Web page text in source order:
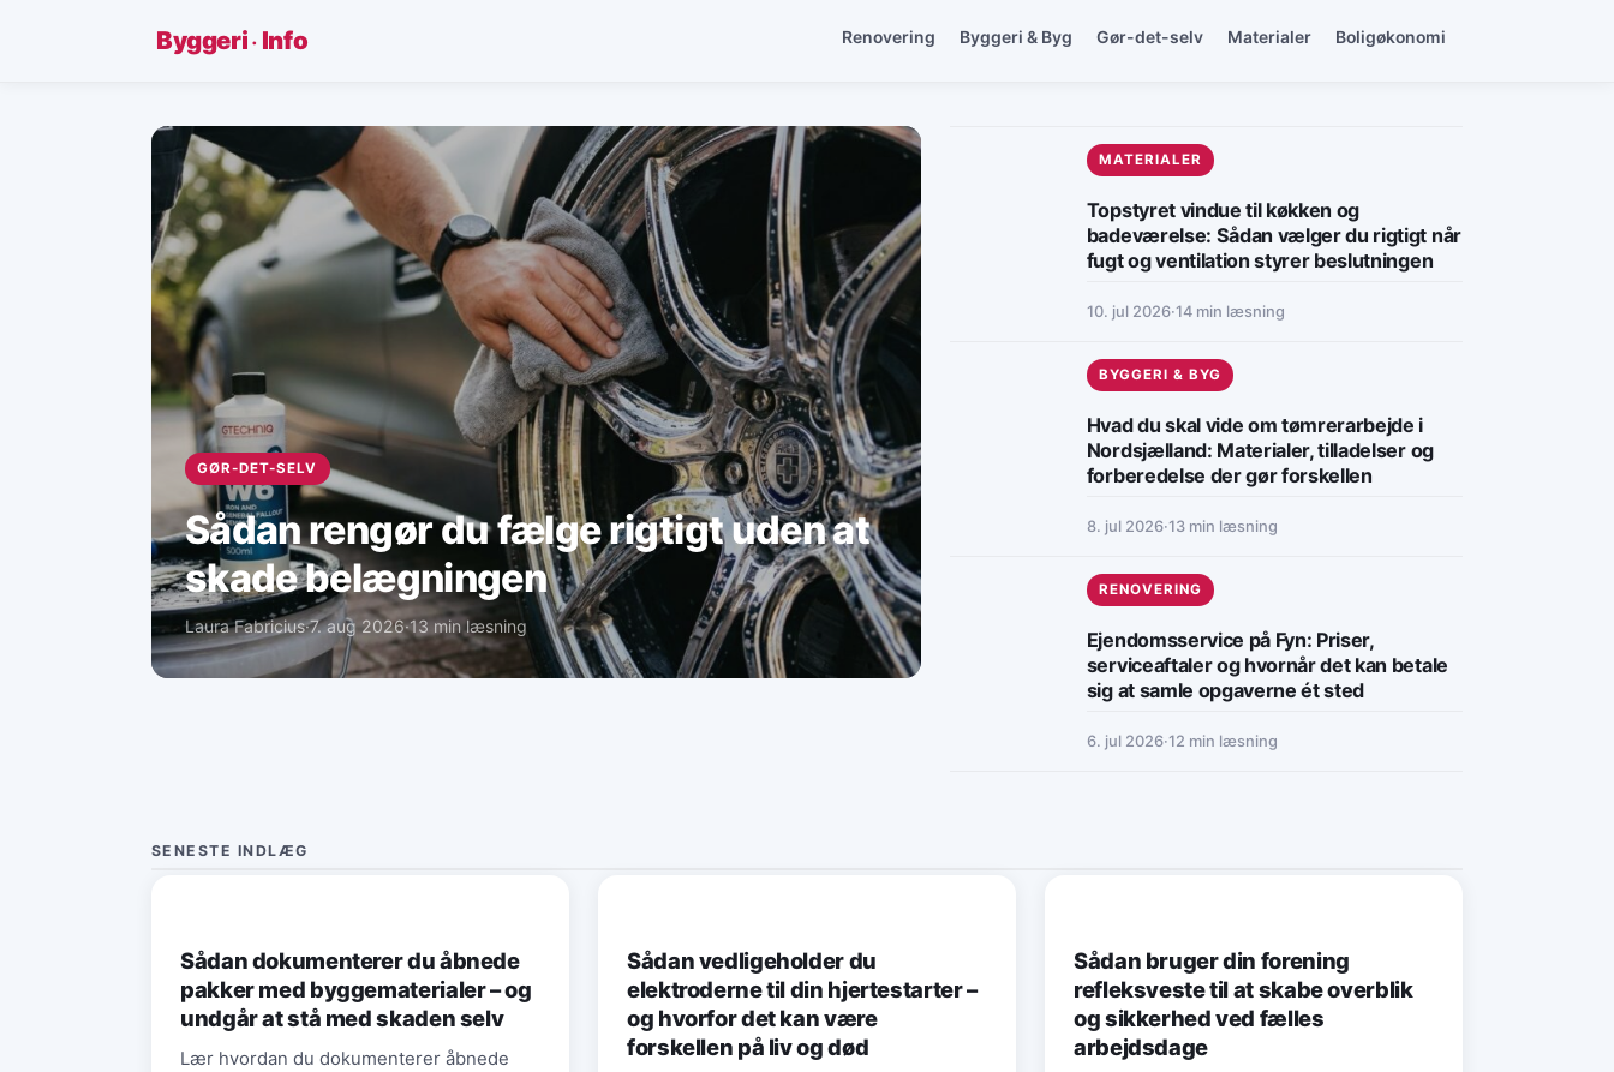
Byggeri· Info Renovering Byggeri & Byg Gør-det-selv Materialer Boligøkonomi
GØR-DET-SELV
Sådan rengør du fælge rigtigt uden at
skade belægningen
Laura Fabricius·7. aug 2026·13 min læsning
MATERIALER
Topstyret vindue til køkken og
badeværelse: Sådan vælger du rigtigt når
fugt og ventilation styrer beslutningen
10. jul 2026·14 min læsning
BYGGERI & BYG
Hvad du skal vide om tømrerarbejde i
Nordsjælland: Materialer, tilladelser og
forberedelse der gør forskellen
8. jul 2026·13 min læsning
RENOVERING
Ejendomsservice på Fyn: Priser,
serviceaftaler og hvornår det kan betale
sig at samle opgaverne ét sted
6. jul 2026·12 min læsning
SENESTE INDLÆG
Sådan dokumenterer du åbnede
pakker med byggematerialer – og
undgår at stå med skaden selv
Lær hvordan du dokumenterer åbnede
Sådan vedligeholder du
elektroderne til din hjertestarter –
og hvorfor det kan være
forskellen på liv og død
Sådan bruger din forening
refleksveste til at skabe overblik
og sikkerhed ved fælles
arbejdsdage